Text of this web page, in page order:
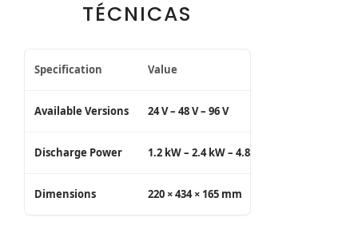
TÉCNICAS
Specification Value
Available Versions 24 V – 48 V – 96 V
Discharge Power 1.2 kW – 2.4 kW – 4.8 kW
Dimensions 220 × 434 × 165 mm